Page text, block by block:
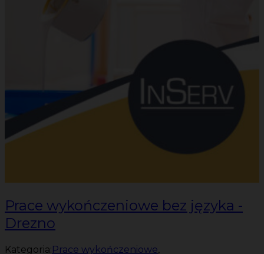
Prace wykończeniowe bez języka -
Drezno
Kategoria:Prace wykończeniowe,